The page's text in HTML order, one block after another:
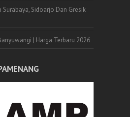
Surabaya, Sidoarjo Dan Gresik
| Harga Terbaru 2026